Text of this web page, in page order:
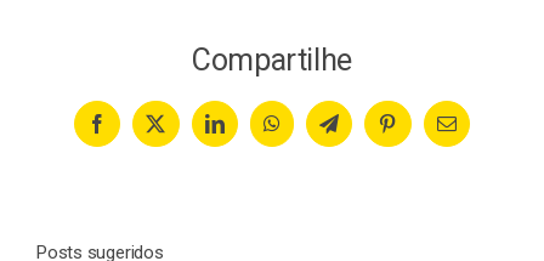
Compartilhe
Facebook
X LinkedInWhatsAppTelegramPinterestEmail
Posts sugeridos